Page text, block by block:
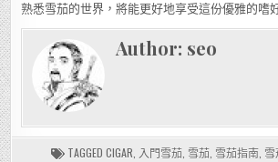
熟悉雪茄的世界，將能更好地享受這份優雅的嗜
Author: seo
TAGGED CIGAR 入門雪茄 雪茄 雪茄指南